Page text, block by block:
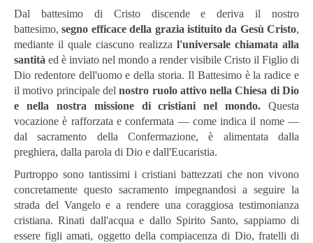
Dal battesimo di Cristo discende e deriva il nostro
battesimo,segno efficace della grazia istituito da Gesù Cristo,
mediante il quale ciascuno realizza l'universale chiamata alla
santità ed è inviato nel mondo a render visibile Cristo il Figlio di
Dio redentore dell'uomo e della storia. Il Battesimo è la radice e
il motivo principale delnostro ruolo attivo nella Chiesa di Dio
e nella nostra missione di cristiani nel mondo. Questa
vocazione è rafforzata e confermata ― come indica il nome ―
dal sacramento della Confermazione, è alimentata dalla
preghiera, dalla parola di Dio e dall'Eucaristia.
Purtroppo sono tantissimi i cristiani battezzati che non vivono
concretamente questo sacramento impegnandosi a seguire la
strada del Vangelo e a rendere una coraggiosa testimonianza
cristiana. Rinati dall'acqua e dallo Spirito Santo, sappiamo di
essere figli amati, oggetto della compiacenza di Dio, fratelli di